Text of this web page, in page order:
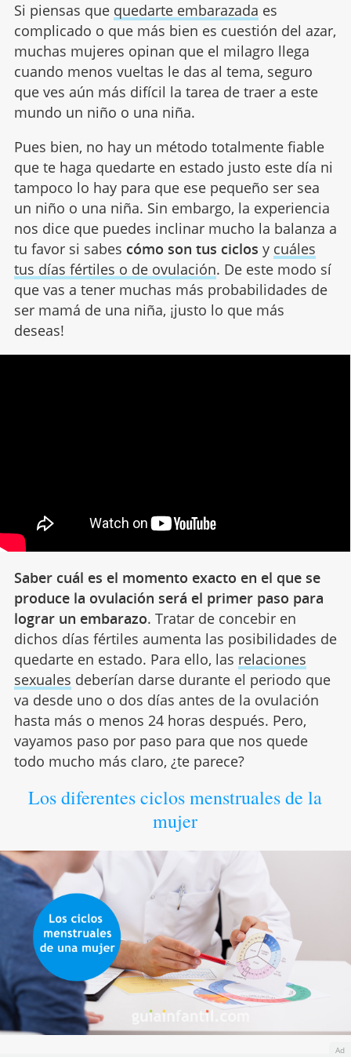
Si piensas que quedarte embarazada es
complicado o que más bien es cuestión del azar,
muchas mujeres opinan que el milagro llega
cuando menos vueltas le das al tema, seguro
que ves aún más difícil la tarea de traer a este
mundo un niño o una niña.
Pues bien, no hay un método totalmente fiable
que te haga quedarte en estado justo este día ni
tampoco lo hay para que ese pequeño ser sea
un niño o una niña. Sin embargo, la experiencia
nos dice que puedes inclinar mucho la balanza a
tu favor si sabes cómo son tus ciclos y cuáles
tus días fértiles o de ovulación. De este modo sí
que vas a tener muchas más probabilidades de
ser mamá de una niña, ¡justo lo que más
deseas!
Saber cuál es el momento exacto en el que se
produce la ovulación será el primer paso para
lograr un embarazo. Tratar de concebir en
dichos días fértiles aumenta las posibilidades de
quedarte en estado. Para ello, las relaciones
sexuales deberían darse durante el periodo que
va desde uno o dos días antes de la ovulación
hasta más o menos 24 horas después. Pero,
vayamos paso por paso para que nos quede
todo mucho más claro, ¿te parece?
Los diferentes ciclos menstruales de la
mujer
Ad